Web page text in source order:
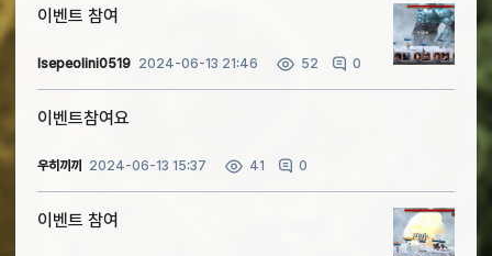
이벤트 참여
Isepeolini0519 2024-06-13 21:46 52 0
이벤트참여요
우히끼끼 2024-06-13 15:37 41 0
이벤트 참여